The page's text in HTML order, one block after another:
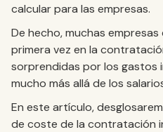
calcular para las empresas.
De hecho, muchas
primera vez en la
sorprendidas por los gastos
mucho más allá de los
En este artículo,
de coste de la contratación